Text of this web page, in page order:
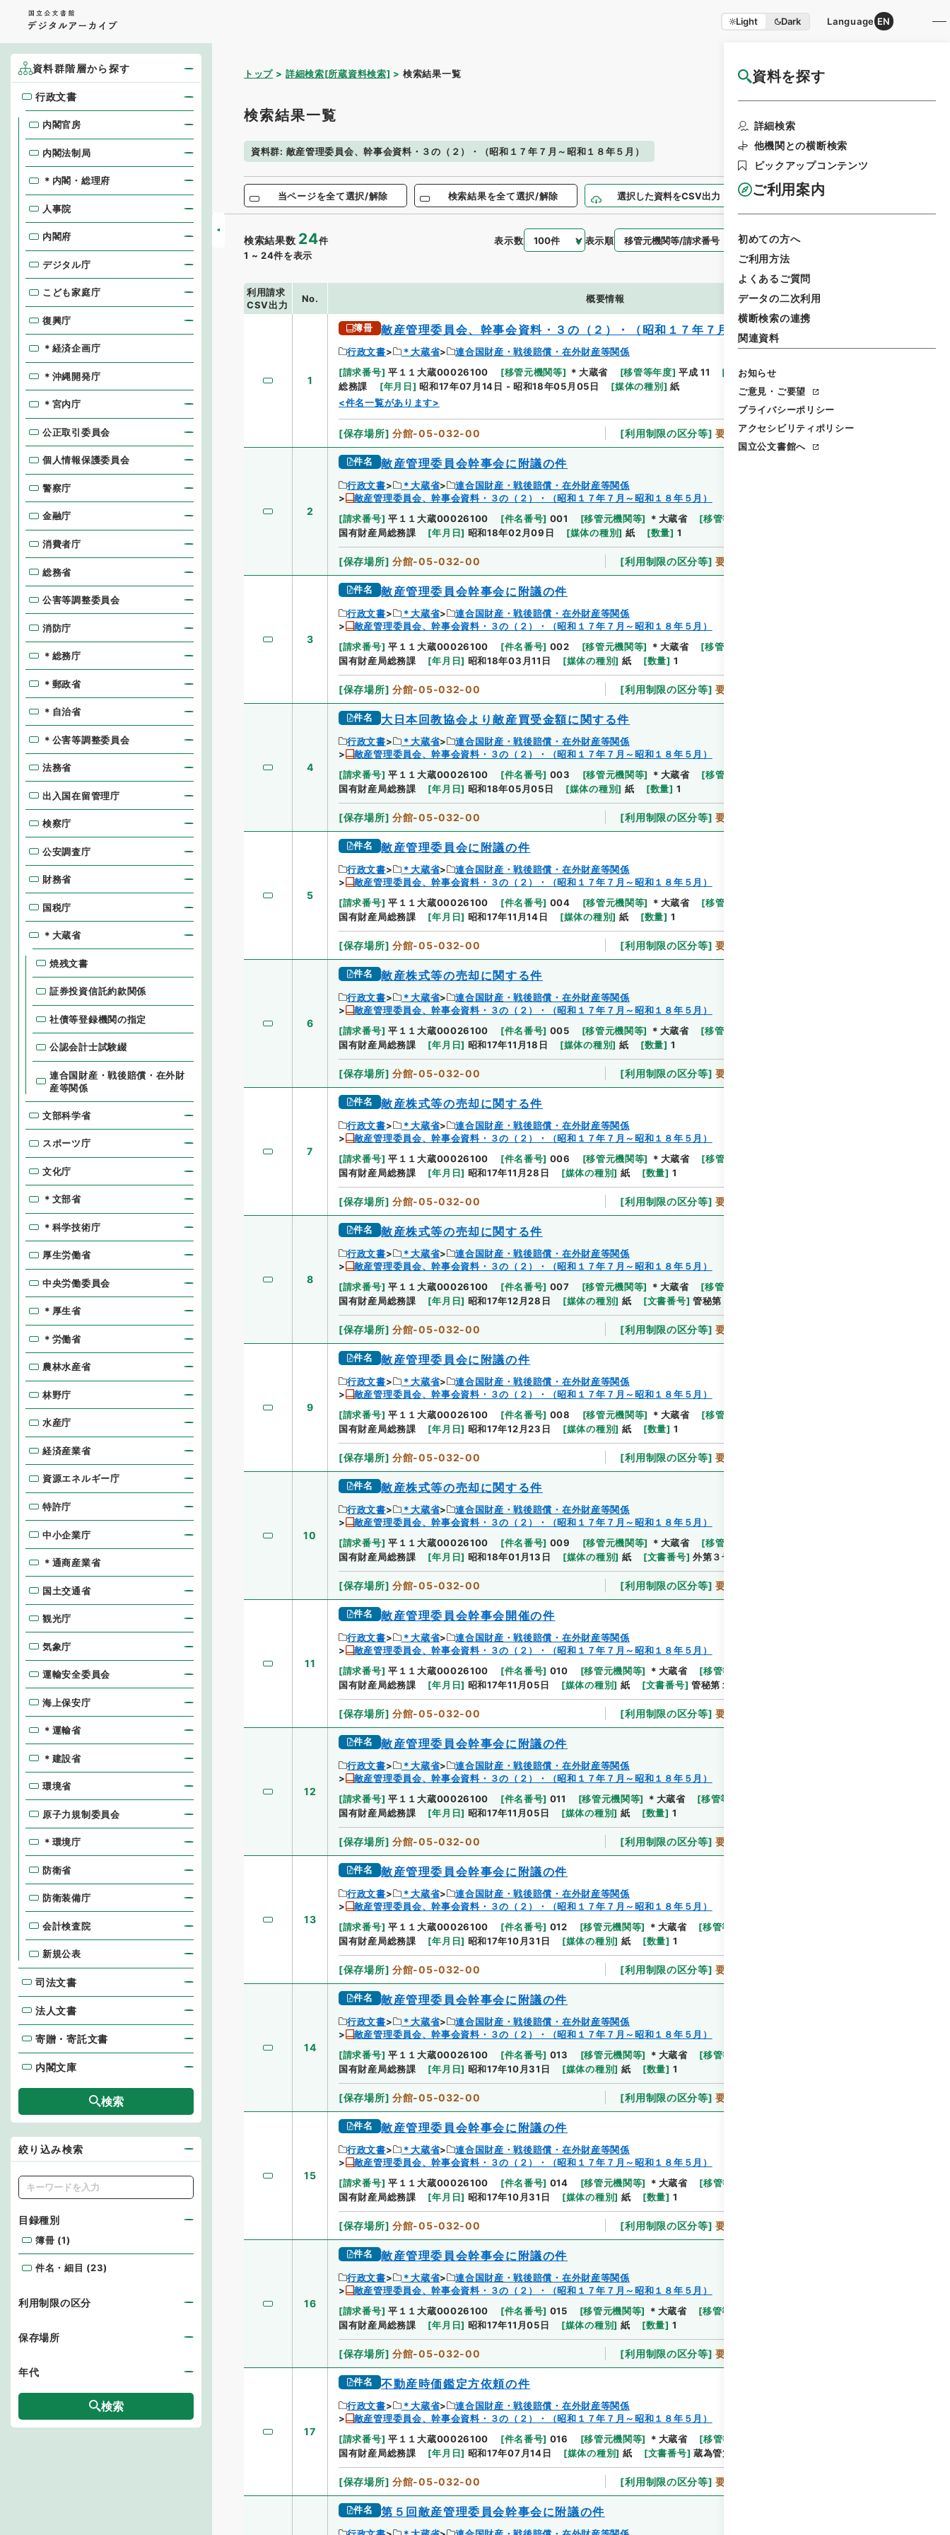
Light Dark Language EN
資料を探す
詳細検索
他機関との横断検索
ピックアップコンテンツ
ご利用案内
初めての方へ
ご利用方法
よくあるご質問
データの二次利用
横断検索の連携
関連資料
お知らせ
ご意見・ご要望
プライバシーポリシー
アクセシビリティポリシー
国立公文書館へ
トップ 詳細検索[所蔵資料検索] 検索結果一覧 国立公文書館HP利用案内
検索結果一覧
資料群: 敵産管理委員会、幹事会資料・３の（２）・（昭和１７年７月～昭和１８年５月）
当ページを全て選択/解除 検索結果を全て選択/解除 選択した資料をCSV出力 選択した資料を利用請求
検索結果数 24件
1 ~ 24件を表示
表示数 表示順 表示スタイル
利用請求
CSV出力
No. 概要情報
1
簿冊 敵産管理委員会、幹事会資料・３の（２）・（昭和１７年７月～昭和１８年５月）
行政文書 ＊大蔵省
連合国財産・戦後賠償・在外財産等関係
[請求番号] 平１１大蔵00026100 [移管元機関等] ＊大蔵省 [移管等年度] 平成 11 [ 作成・取得者
総務課
[年月日] 昭和17年07月14日 - 昭和18年05月05日 [媒体の種別 ] 紙
<件名一覧があります>
[保存場所] 分館-05-032-00 [利用制限の区分等] 要審査
2
件名 敵産管理委員会幹事会に附議の件
行政文書 ＊大蔵省
連合国財産・戦後賠償・在外財産等関係
敵産管理委員会、幹事会資料・３の（２）・（昭和１７年７月～昭和１８年５月）
[請求番号] 平１１大蔵00026100 [件名番号] 001 [移管元機関等] ＊大蔵省 [移管等年度
国有財産局総務課
[年月日] 昭和18年02月09日 [媒体の種別] 紙 [数量] 1
[保存場所] 分館-05-032-00 [利用制限の区分等] 要審査
3
件名 敵産管理委員会幹事会に附議の件
行政文書 ＊大蔵省
連合国財産・戦後賠償・在外財産等関係
敵産管理委員会、幹事会資料・３の（２）・（昭和１７年７月～昭和１８年５月）
[請求番号] 平１１大蔵00026100 [件名番号] 002 [移管元機関等] ＊大蔵省 [移管等年度
国有財産局総務課
[年月日] 昭和18年03月11日 [媒体の種別] 紙 [数量] 1
[保存場所] 分館-05-032-00 [利用制限の区分等] 要審査
4
件名 大日本回教協会より敵産買受金額に関する件
行政文書 ＊大蔵省
連合国財産・戦後賠償・在外財産等関係
敵産管理委員会、幹事会資料・３の（２）・（昭和１７年７月～昭和１８年５月）
[請求番号] 平１１大蔵00026100 [件名番号] 003 [移管元機関等] ＊大蔵省 [移管等年度
国有財産局総務課
[年月日] 昭和18年05月05日 [媒体の種別] 紙 [数量] 1
[保存場所] 分館-05-032-00 [利用制限の区分等] 要審査
5
件名 敵産管理委員会に附議の件
行政文書 ＊大蔵省
連合国財産・戦後賠償・在外財産等関係
敵産管理委員会、幹事会資料・３の（２）・（昭和１７年７月～昭和１８年５月）
[請求番号] 平１１大蔵00026100 [件名番号] 004 [移管元機関等] ＊大蔵省 [移管等年度
国有財産局総務課
[年月日] 昭和17年11月14日 [媒体の種別] 紙 [数量] 1
[保存場所] 分館-05-032-00 [利用制限の区分等] 要審査
6
件名 敵産株式等の売却に関する件
行政文書 ＊大蔵省
連合国財産・戦後賠償・在外財産等関係
敵産管理委員会、幹事会資料・３の（２）・（昭和１７年７月～昭和１８年５月）
[請求番号] 平１１大蔵00026100 [件名番号] 005 [移管元機関等] ＊大蔵省 [移管等年度
国有財産局総務課
[年月日] 昭和17年11月18日 [媒体の種別] 紙 [数量] 1
[保存場所] 分館-05-032-00 [利用制限の区分等] 要審査
7
件名 敵産株式等の売却に関する件
行政文書 ＊大蔵省
連合国財産・戦後賠償・在外財産等関係
敵産管理委員会、幹事会資料・３の（２）・（昭和１７年７月～昭和１８年５月）
[請求番号] 平１１大蔵00026100 [件名番号] 006 [移管元機関等] ＊大蔵省 [移管等年度
国有財産局総務課
[年月日] 昭和17年11月28日 [媒体の種別] 紙 [数量] 1
[保存場所] 分館-05-032-00 [利用制限の区分等] 要審査
8
件名 敵産株式等の売却に関する件
行政文書 ＊大蔵省
連合国財産・戦後賠償・在外財産等関係
敵産管理委員会、幹事会資料・３の（２）・（昭和１７年７月～昭和１８年５月）
[請求番号] 平１１大蔵00026100 [件名番号] 007 [移管元機関等] ＊大蔵省 [移管等年度
国有財産局総務課
[年月日] 昭和17年12月28日 [媒体の種別] 紙 [文書番号] 管秘第３２号
[保存場所] 分館-05-032-00 [利用制限の区分等] 要審査
9
件名 敵産管理委員会に附議の件
行政文書 ＊大蔵省
連合国財産・戦後賠償・在外財産等関係
敵産管理委員会、幹事会資料・３の（２）・（昭和１７年７月～昭和１８年５月）
[請求番号] 平１１大蔵00026100 [件名番号] 008 [移管元機関等] ＊大蔵省 [移管等年度
国有財産局総務課
[年月日] 昭和17年12月23日 [媒体の種別] 紙 [数量] 1
[保存場所] 分館-05-032-00 [利用制限の区分等] 要審査
10
件名 敵産株式等の売却に関する件
行政文書 ＊大蔵省
連合国財産・戦後賠償・在外財産等関係
敵産管理委員会、幹事会資料・３の（２）・（昭和１７年７月～昭和１８年５月）
[請求番号] 平１１大蔵00026100 [件名番号] 009 [移管元機関等] ＊大蔵省 [移管等年度
国有財産局総務課
[年月日] 昭和18年01月13日 [媒体の種別] 紙 [文書番号] 外第３号
[保存場所] 分館-05-032-00 [利用制限の区分等] 要審査
11
件名 敵産管理委員会幹事会開催の件
行政文書 ＊大蔵省
連合国財産・戦後賠償・在外財産等関係
敵産管理委員会、幹事会資料・３の（２）・（昭和１７年７月～昭和１８年５月）
[請求番号] 平１１大蔵00026100 [件名番号] 010 [移管元機関等] ＊大蔵省 [移管等年度
国有財産局総務課
[年月日] 昭和17年11月05日 [媒体の種別] 紙 [文書番号] 管秘第１号
[保存場所] 分館-05-032-00 [利用制限の区分等] 要審査
12
件名 敵産管理委員会幹事会に附議の件
行政文書 ＊大蔵省
連合国財産・戦後賠償・在外財産等関係
敵産管理委員会、幹事会資料・３の（２）・（昭和１７年７月～昭和１８年５月）
[請求番号] 平１１大蔵00026100 [件名番号] 011 [移管元機関等] ＊大蔵省 [移管等年度
国有財産局総務課
[年月日] 昭和17年11月05日 [媒体の種別] 紙 [数量] 1
[保存場所] 分館-05-032-00 [利用制限の区分等] 要審査
13
件名 敵産管理委員会幹事会に附議の件
行政文書 ＊大蔵省
連合国財産・戦後賠償・在外財産等関係
敵産管理委員会、幹事会資料・３の（２）・（昭和１７年７月～昭和１８年５月）
[請求番号] 平１１大蔵00026100 [件名番号] 012 [移管元機関等] ＊大蔵省 [移管等年度
国有財産局総務課
[年月日] 昭和17年10月31日 [媒体の種別] 紙 [数量] 1
[保存場所] 分館-05-032-00 [利用制限の区分等] 要審査
14
件名 敵産管理委員会幹事会に附議の件
行政文書 ＊大蔵省
連合国財産・戦後賠償・在外財産等関係
敵産管理委員会、幹事会資料・３の（２）・（昭和１７年７月～昭和１８年５月）
[請求番号] 平１１大蔵00026100 [件名番号] 013 [移管元機関等] ＊大蔵省 [移管等年度
国有財産局総務課
[年月日] 昭和17年10月31日 [媒体の種別] 紙 [数量] 1
[保存場所] 分館-05-032-00 [利用制限の区分等] 要審査
15
件名 敵産管理委員会幹事会に附議の件
行政文書 ＊大蔵省
連合国財産・戦後賠償・在外財産等関係
敵産管理委員会、幹事会資料・３の（２）・（昭和１７年７月～昭和１８年５月）
[請求番号] 平１１大蔵00026100 [件名番号] 014 [移管元機関等] ＊大蔵省 [移管等年度
国有財産局総務課
[年月日] 昭和17年10月31日 [媒体の種別] 紙 [数量] 1
[保存場所] 分館-05-032-00 [利用制限の区分等] 要審査
16
件名 敵産管理委員会幹事会に附議の件
行政文書 ＊大蔵省
連合国財産・戦後賠償・在外財産等関係
敵産管理委員会、幹事会資料・３の（２）・（昭和１７年７月～昭和１８年５月）
[請求番号] 平１１大蔵00026100 [件名番号] 015 [移管元機関等] ＊大蔵省 [移管等年度
国有財産局総務課
[年月日] 昭和17年11月05日 [媒体の種別] 紙 [数量] 1
[保存場所] 分館-05-032-00 [利用制限の区分等] 要審査
17
件名 不動産時価鑑定方依頼の件
行政文書 ＊大蔵省
連合国財産・戦後賠償・在外財産等関係
敵産管理委員会、幹事会資料・３の（２）・（昭和１７年７月～昭和１８年５月）
[請求番号] 平１１大蔵00026100 [件名番号] 016 [移管元機関等] ＊大蔵省 [移管等年度
国有財産局総務課
[年月日] 昭和17年07月14日 [媒体の種別] 紙 [文書番号] 蔵為管第１２１７号
[保存場所] 分館-05-032-00 [利用制限の区分等] 要審査
件名 第５回敵産管理委員会幹事会に附議の件
資料群階層から探す
行政文書
行政文書
内閣官房
内閣法制局
＊内閣・総理府
人事院
内閣府
デジタル庁
こども家庭庁
復興庁
＊経済企画庁
＊沖縄開発庁
＊宮内庁
公正取引委員会
個人情報保護委員会
警察庁
金融庁
消費者庁
総務省
公害等調整委員会
消防庁
＊総務庁
＊郵政省
＊自治省
＊公害等調整委員会
法務省
出入国在留管理庁
検察庁
公安調査庁
財務省
国税庁
＊大蔵省
焼残文書
証券投資信託約款関係
社債等登録機関の指定
公認会計士試験綴
連合国財産・戦後賠償・在外財
産等関係
文部科学省
スポーツ庁
文化庁
＊文部省
＊科学技術庁
厚生労働省
中央労働委員会
＊厚生省
＊労働省
農林水産省
林野庁
水産庁
経済産業省
資源エネルギー庁
特許庁
中小企業庁
＊通商産業省
国土交通省
観光庁
気象庁
運輸安全委員会
海上保安庁
＊運輸省
＊建設省
環境省
原子力規制委員会
＊環境庁
防衛省
防衛装備庁
会計検査院
新規公表
司法文書
司法文書
法人文書
法人文書
寄贈・寄託文書
寄贈・寄託文書
内閣文庫
内閣文庫
検索
絞り込み検索
キーワード
目録種別
簿冊 (1)
簿冊 (1)
件名・細目 (23)
件名・細目 (23)
利用制限の区分
保存場所
年代
検索